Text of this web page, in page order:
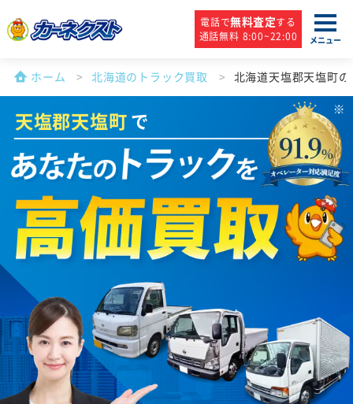
電話で無料査定する
通話無料 8:00~22:00
メニュー
ホーム 北海道のトラック買取 北海道天塩郡天塩町
天塩郡天塩町で